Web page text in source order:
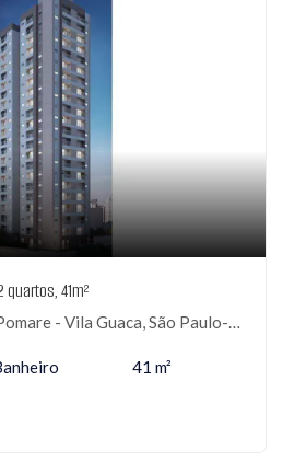
41m²
- Vila Guaca, São Paulo-SP
41 m²